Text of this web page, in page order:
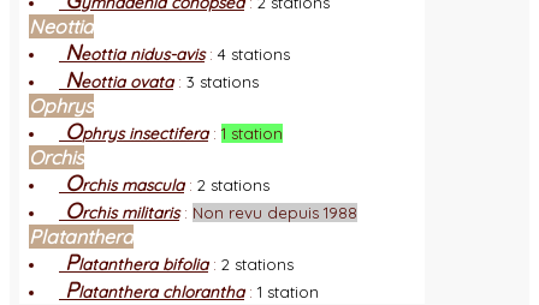
Neottia
Neottia nidus-avis: 4 stations
Neottia ovata: 3 stations
Ophrys
Ophrys insectifera: 1 station
Orchis
Orchis mascula: 2 stations
Orchis militaris: Non revu depuis 1988
Platanthera
Platanthera bifolia: 2 stations
Platanthera chlorantha: 1 station